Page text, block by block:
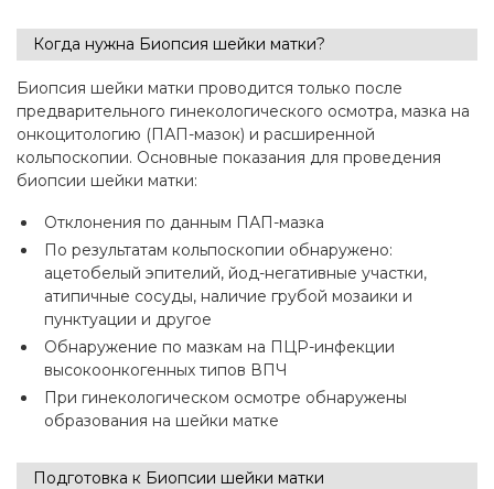
Когда нужна Биопсия шейки матки?
Биопсия шейки матки проводится только после
предварительного гинекологического осмотра, мазка на
онкоцитологию (ПАП-мазок) и расширенной
кольпоскопии. Основные показания для проведения
биопсии шейки матки:
Отклонения по данным ПАП-мазка
По результатам кольпоскопии обнаружено:
ацетобелый эпителий, йод-негативные участки,
атипичные сосуды, наличие грубой мозаики и
пунктуации и другое
Обнаружение по мазкам на ПЦР-инфекции
высокоонкогенных типов ВПЧ
При гинекологическом осмотре обнаружены
образования на шейки матке
Подготовка к Биопсии шейки матки